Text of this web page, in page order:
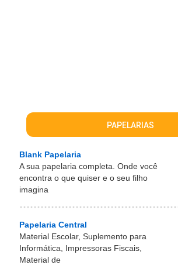
PAPELARIAS
Blank Papelaria
A sua papelaria completa. Onde você
encontra o que quiser e o seu filho
imagina
Papelaria Central
Material Escolar, Suplemento para
Informática, Impressoras Fiscais,
Material de